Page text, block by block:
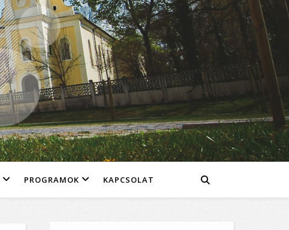
PROGRAMOK KAPCSOLAT